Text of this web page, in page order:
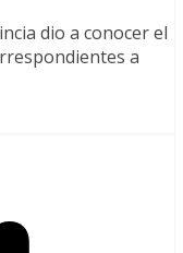
dio a conocer el
a